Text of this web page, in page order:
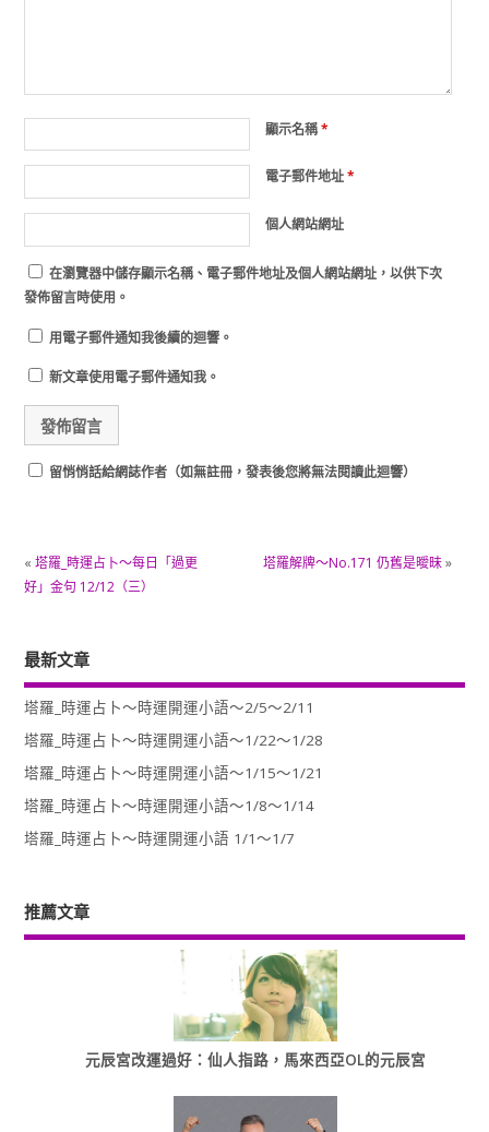
顯示名稱*
電子郵件地址*
個人網站網址
在瀏覽器中儲存顯示名稱、電子郵件地址及個人網站網址，以供下次
發佈留言時使用。
用電子郵件通知我後續的迴響。
新文章使用電子郵件通知我。
留悄悄話給網誌作者（如無註冊，發表後您將無法閱讀此迴響）
« 塔羅_時運占卜～每日「過更
好」金句 12/12（三）
塔羅解牌～No.171 仍舊是曖昧»
最新文章
塔羅_時運占卜～時運開運小語～2/5～2/11
塔羅_時運占卜～時運開運小語～1/22～1/28
塔羅_時運占卜～時運開運小語～1/15～1/21
塔羅_時運占卜～時運開運小語～1/8～1/14
塔羅_時運占卜～時運開運小語 1/1～1/7
推薦文章
元辰宮改運過好：仙人指路，馬來西亞OL的元辰宮